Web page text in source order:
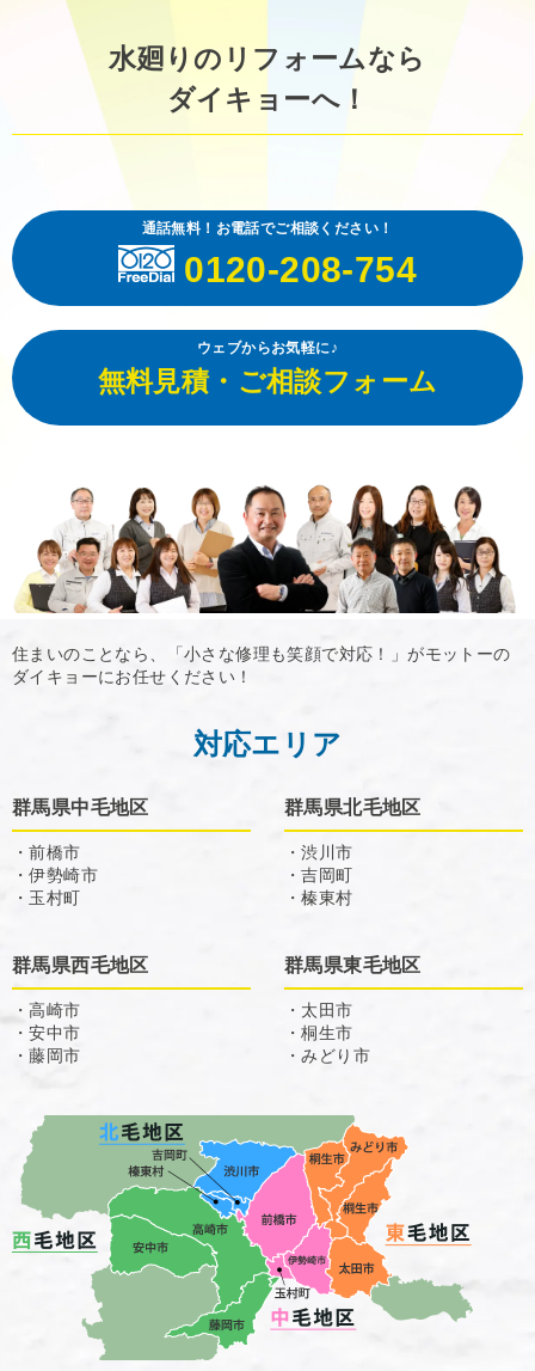
水廻りのリフォームなら
ダイキョーへ！
通話無料！お電話でご相談ください！
0120-208-754
ウェブからお気軽に♪
無料見積・ご相談フォーム
住まいのことなら、「小さな修理も笑顔で対応！」がモットーの
ダイキョーにお任せください！
対応エリア
群馬県中毛地区
・前橋市
・伊勢崎市
・玉村町
群馬県北毛地区
・渋川市
・吉岡町
・榛東村
群馬県西毛地区
・高崎市
・安中市
・藤岡市
群馬県東毛地区
・太田市
・桐生市
・みどり市